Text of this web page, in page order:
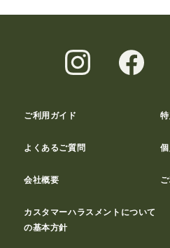
ご利用ガイド
よくあるご質問
会社概要
カスタマーハラスメントについて
の基本方針